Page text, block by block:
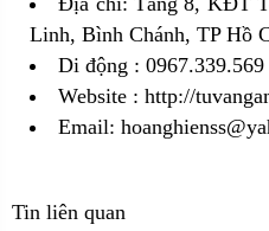
Linh, Bình Chánh, TP Hồ
Di động : 0967.339.569
Website : http://
Email:
Tin liên quan